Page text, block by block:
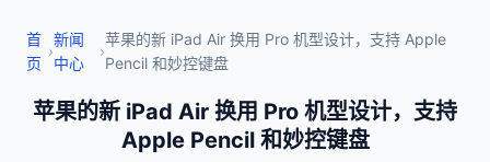
首
页
›
新闻
中心
›
苹果的新 iPad Air 换用 Pro 机型设计，支持 Apple
Pencil 和妙控键盘
苹果的新 iPad Air 换用 Pro 机型设计，支持
Apple Pencil 和妙控键盘